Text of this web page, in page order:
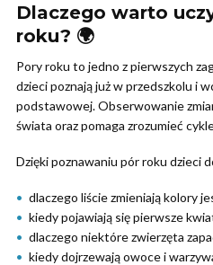
Dlaczego warto
roku? 🌍
Pory roku to jedno z pierwszych
dzieci poznają już w przedszkolu i
podstawowej. Obserwowanie
świata oraz pomaga zrozumieć
Dzięki poznawaniu pór roku dzieci
dlaczego liście zmieniają kolory
kiedy pojawiają się pierwsze
dlaczego niektóre zwierzęta
kiedy dojrzewają owoce i